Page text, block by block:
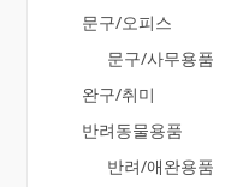
문구/오피스
문구/사무용품
완구/취미
반려동물용품
반려/애완용품